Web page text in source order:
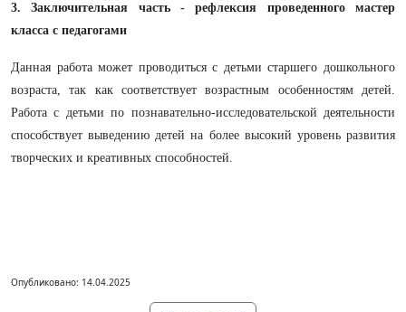
3. Заключительная часть - рефлексия проведенного мастер
класса с педагогами
Данная работа может проводиться с детьми старшего дошкольного
возраста, так как соответствует возрастным особенностям детей.
Работа с детьми по познавательно-исследовательской деятельности
способствует выведению детей на более высокий уровень развития
творческих и креативных способностей.
Опубликовано: 14.04.2025